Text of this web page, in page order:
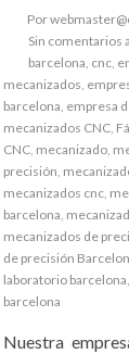
Por
Sin comentarios
barcelona, cnc,
mecanizados,
barcelona, empresa
mecanizados CNC,
CNC, mecanizado,
precisión,
mecanizados cnc,
barcelona,
mecanizados de
de precisión
laboratorio barcelona,
barcelona
Nuestra